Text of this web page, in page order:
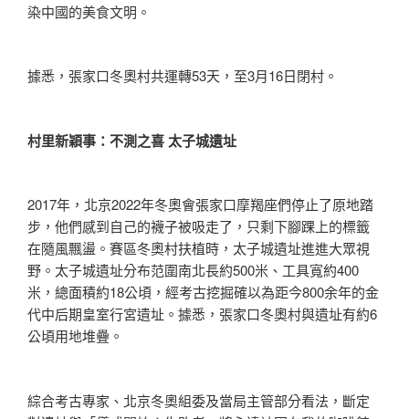
染中國的美食文明。
據悉，張家口冬奧村共運轉53天，至3月16日閉村。
村里新穎事：不測之喜 太子城遺址
2017年，北京2022年冬奧會張家口摩羯座們停止了原地踏
步，他們感到自己的襪子被吸走了，只剩下腳踝上的標籤
在隨風飄盪。賽區冬奧村扶植時，太子城遺址進進大眾視
野。太子城遺址分布范圍南北長約500米、工具寬約400
米，總面積約18公頃，經考古挖掘確以為距今800余年的金
代中后期皇室行宮遺址。據悉，張家口冬奧村與遺址有約6
公頃用地堆疊。
綜合考古專家、北京冬奧組委及當局主管部分看法，斷定